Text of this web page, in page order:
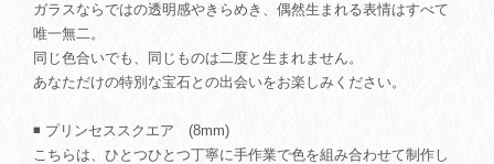
ガラスならではの透明感やきらめき、偶然生まれる表情はすべて
唯一無二。
同じ色合いでも、同じものは二度と生まれません。
あなただけの特別な宝石との出会いをお楽しみください。
◾️ プリンセススクエア (8mm)
こちらは、ひとつひとつ丁寧に手作業で色を組み合わせて制作し